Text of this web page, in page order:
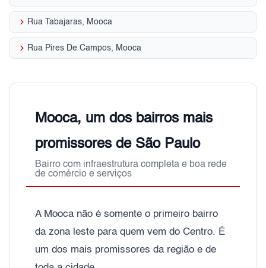
keyboard_arrow_right Rua Tabajaras, Mooca
keyboard_arrow_right Rua Pires De Campos, Mooca
Mooca, um dos bairros mais
promissores de São Paulo
Bairro com infraestrutura completa e boa rede
de comércio e serviços
A Mooca não é somente o primeiro bairro
da zona leste para quem vem do Centro. É
um dos mais promissores da região e de